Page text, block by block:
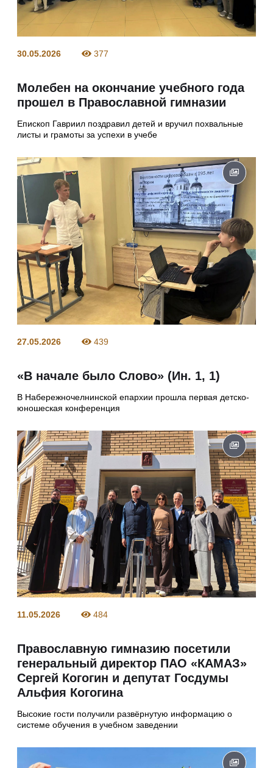
30.05.2026 377
Молебен на окончание учебного года
прошел в Православной гимназии
Епископ Гавриил поздравил детей и вручил похвальные
листы и грамоты за успехи в учебе
27.05.2026 439
«В начале было Слово» (Ин. 1, 1)
В Набережночелнинской епархии прошла первая детско-
юношеская конференция
11.05.2026 484
Православную гимназию посетили
генеральный директор ПАО «КАМАЗ»
Сергей Когогин и депутат Госдумы
Альфия Когогина
Высокие гости получили развёрнутую информацию о
системе обучения в учебном заведении